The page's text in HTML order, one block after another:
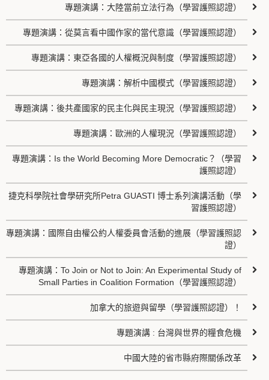
專題演講：大陸當前立法行為（學習護照認證）
專題演講：從莫言看中國作家的當代意識（學習護照認證）
專題演講：東亞各國的人權概況與制度（學習護照認證）
專題演講：解析中國模式（學習護照認證）
專題演講：後共產國家的民主化與民主現況（學習護照認證）
專題演講：歐洲的人權現況（學習護照認證）
專題演講：Is the World Becoming More Democratic？（學習
護照認證）
捷克科學院社會學研究所Petra GUASTI 博士系列演講活動（學
習護照認證）
專題演講：國際自由權公約人權委員會活動的進展（學習護照認
證）
專題演講：To Join or Not to Join: An Experimental Study of
Small Parties in Coalition Formation（學習護照認證）
加拿大的旅遊與留學（學習護照認證）！
專題演講 : 台灣與世界的糧食危機
中國大陸的省市縣府際關係改革